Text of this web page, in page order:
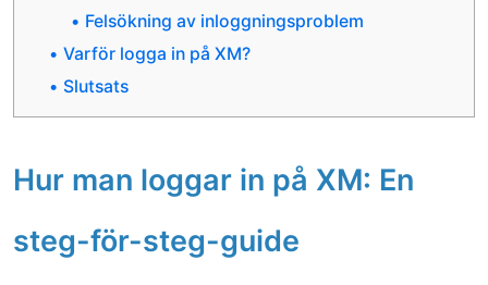
Felsökning av inloggningsproblem
Varför logga in på XM?
Slutsats
Hur man loggar in på XM: En
steg-för-steg-guide